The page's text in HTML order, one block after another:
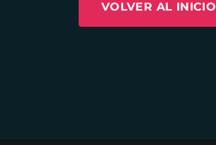
VOLVER AL INICIO